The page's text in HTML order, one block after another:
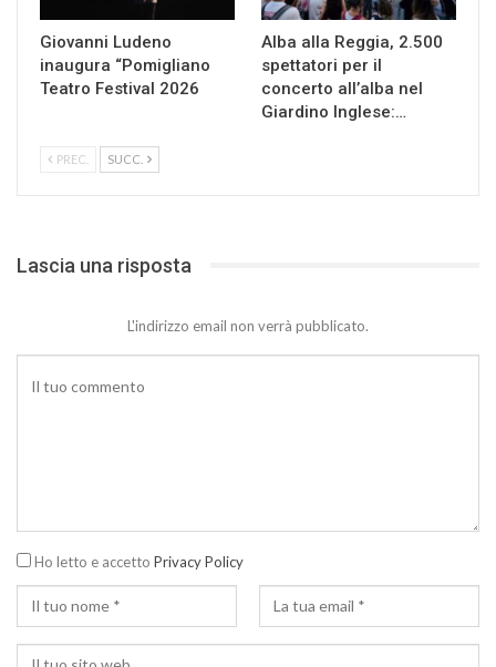
Giovanni Ludeno
inaugura “Pomigliano
Teatro Festival 2026
Alba alla Reggia, 2.500
spettatori per il
concerto all’alba nel
Giardino Inglese:…
PREC. SUCC.
Lascia una risposta
L'indirizzo email non verrà pubblicato.
Ho letto e accetto Privacy Policy